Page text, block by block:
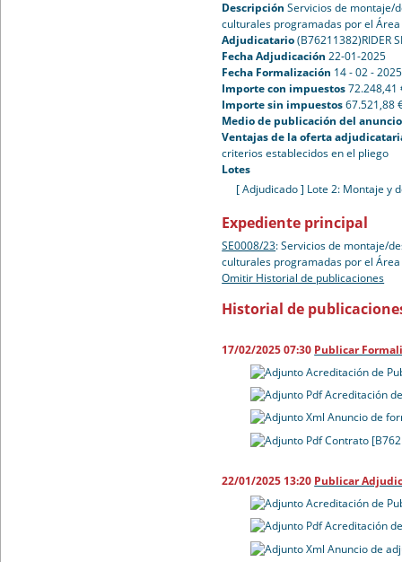
Descripción Servicios de montaje/
culturales programadas por el
Adjudicatario(B76211382)RIDER
Fecha Adjudicación 22-01-2025
Fecha Formalización 14 - 02 - 2025
Importe con impuestos72.248,41
Importe sin impuestos67.521,88
Medio de publicación del
Ventajas de la oferta
criterios establecidos en el pliego
Lotes
[ Adjudicado ] Lote 2: Montaje y
Expediente principal
SE0008/23:Servicios de montaje/
culturales programadas por el
Omitir Historial de publicaciones
Historial de
17/02/2025 07:30 Publicar
Acreditación de
Acreditación
Anuncio de
Contrato
22/01/2025 13:20 Publicar
Acreditación de
Acreditación
Anuncio de